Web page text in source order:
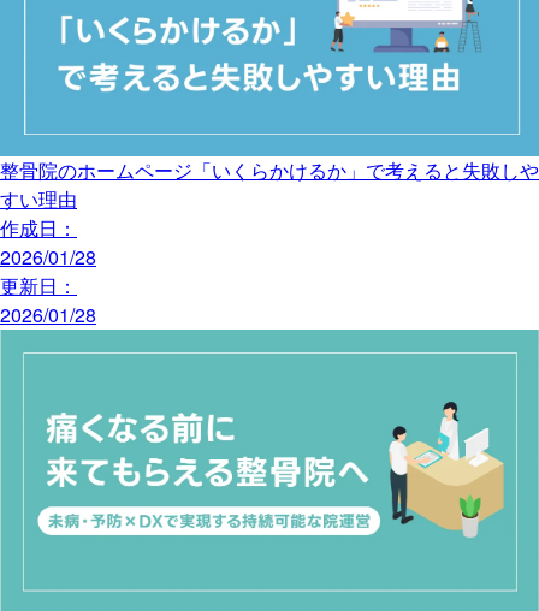
整骨院のホームページ「いくらかけるか」で考えると失敗しや
すい理由
作成日：
2026/01/28
更新日：
2026/01/28